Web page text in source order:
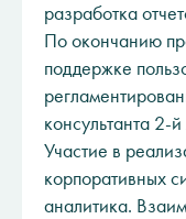
разработка
По окончанию
поддержке
консультанта 2-
Участие в
корпоративных
аналитика.